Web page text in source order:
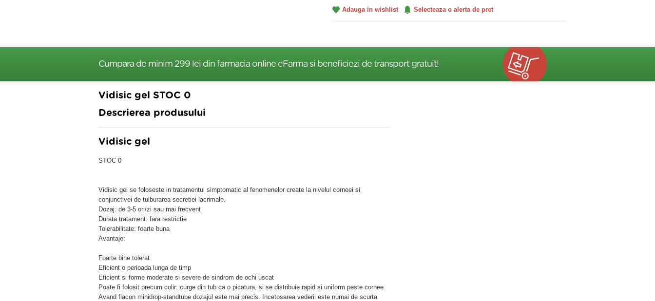
Adauga in wishlist Selecteaza o alerta de pret
Cumpara de minim 299 lei din farmacia online eFarma si beneficiezi de transport gratuit!
Vidisic gel STOC 0
Descrierea produsului
Vidisic gel
STOC 0
Vidisic gel se foloseste in tratamentul simptomatic al fenomenelor create la nivelul corneei si
conjunctivei de tulburarea secretiei lacrimale.
Dozaj: de 3-5 ori/zi sau mai frecvent
Durata tratament: fara restrictie
Tolerabilitate: foarte buna
Avantaje:
Foarte bine tolerat
Eficient o perioada lunga de timp
Eficient si forme moderate si severe de sindrom de ochi uscat
Poate fi folosit precum colir: curge din tub ca o picatura, si se distribuie rapid si uniform peste cornee
Avand flacon minidrop-standtube dozajul este mai precis. Incetosarea vederii este numai de scurta